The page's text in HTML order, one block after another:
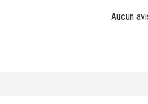
Aucun